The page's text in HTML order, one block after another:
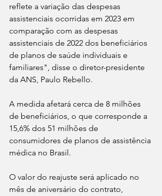
reflete a variação das despesas
assistenciais ocorridas em 2023 em
comparação com as despesas
assistenciais de 2022 dos beneficiários
de planos de saúde individuais e
familiares", disse o diretor-presidente
da ANS, Paulo Rebello.
A medida afetará cerca de 8 milhões
de beneficiários, o que corresponde a
15,6% dos 51 milhões de
consumidores de planos de assistência
médica no Brasil.
O valor do reajuste será aplicado no
mês de aniversário do contrato,